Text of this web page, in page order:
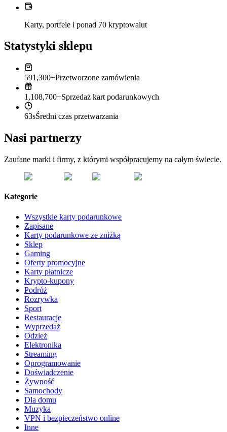
Karty, portfele i ponad 70 kryptowalut
Statystyki sklepu
591,300+Przetworzone zamówienia
1,108,700+Sprzedaż kart podarunkowych
63sŚredni czas przetwarzania
Nasi partnerzy
Zaufane marki i firmy, z którymi współpracujemy na całym świecie.
Kategorie
Wszystkie karty podarunkowe
Zapisane
Karty podarunkowe ze zniżką
Sklep
Gaming
Oferty promocyjne
Karty płatnicze
Krypto-kupony
Podróż
Rozrywka
Sport
Restauracje
Wyprzedaż
Odzież
Elektronika
Streaming
Oprogramowanie
Doświadczenie
Żywność
Samochody
Dla domu
Muzyka
VPN i bezpieczeństwo online
Inne